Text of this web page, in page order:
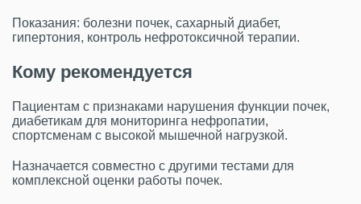
Показания: болезни почек, сахарный диабет,
гипертония, контроль нефротоксичной терапии.
Кому рекомендуется
Пациентам с признаками нарушения функции почек,
диабетикам для мониторинга нефропатии,
спортсменам с высокой мышечной нагрузкой.
Назначается совместно с другими тестами для
комплексной оценки работы почек.